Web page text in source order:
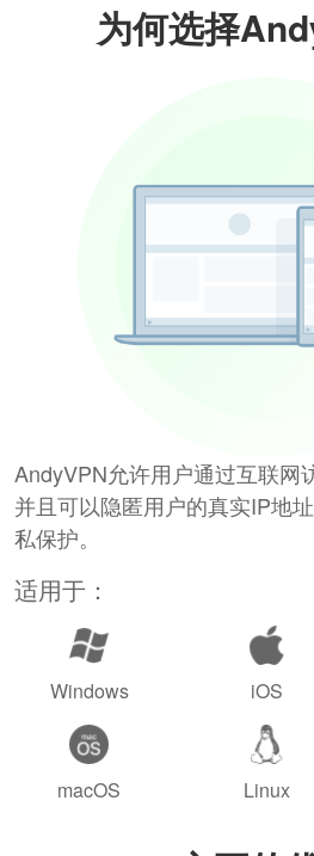
为何选择
AndyVPN允许用户通过互联网
并且可以隐匿用户的真实IP地
私保护。
适用于：
Windows iOS
macOS Linux